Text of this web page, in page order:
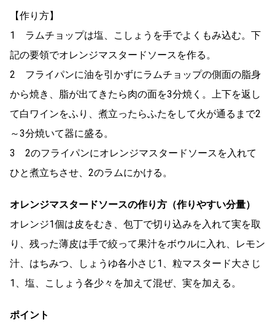
【作り方】
1 ラムチョップは塩、こしょうを手でよくもみ込む。下
記の要領でオレンジマスタードソースを作る。
2 フライパンに油を引かずにラムチョップの側面の脂身
から焼き、脂が出てきたら肉の面を3分焼く。上下を返し
て白ワインをふり、煮立ったらふたをして火が通るまで2
～3分焼いて器に盛る。
3 2のフライパンにオレンジマスタードソースを入れて
ひと煮立ちさせ、2のラムにかける。
オレンジマスタードソースの作り方（作りやすい分量）
オレンジ1個は皮をむき、包丁で切り込みを入れて実を取
り、残った薄皮は手で絞って果汁をボウルに入れ、レモン
汁、はちみつ、しょうゆ各小さじ1、粒マスタード大さじ
1、塩、こしょう各少々を加えて混ぜ、実を加える。
ポイント